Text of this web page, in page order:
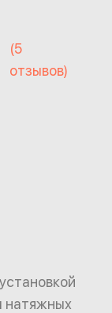
(5
отзывов)
натяжных